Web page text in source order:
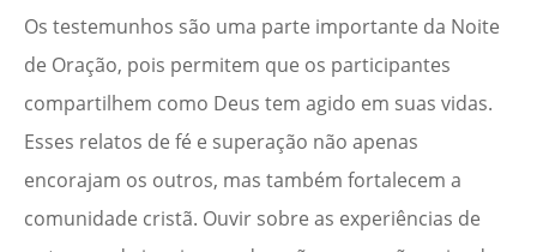
Os testemunhos são uma parte importante da Noite
de Oração, pois permitem que os participantes
compartilhem como Deus tem agido em suas vidas.
Esses relatos de fé e superação não apenas
encorajam os outros, mas também fortalecem a
comunidade cristã. Ouvir sobre as experiências de